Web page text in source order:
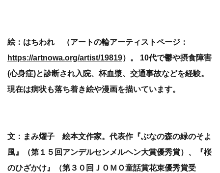
絵：はちわれ （アートの輪アーティストページ：
https://artnowa.org/artist/19819）。 10代で鬱や摂食障害
(心身症)と診断され入院、杯血漿、交通事故などを経験。
現在は病状も落ち着き絵や漫画を描いています。
文：まみ燿子 絵本文作家。代表作『ぶなの森の緑のそよ
風』（第１５回アンデルセンメルヘン大賞優秀賞）、『桜
のひざかけ』（第３０回ＪＯＭＯ童話賞花束優秀賞受